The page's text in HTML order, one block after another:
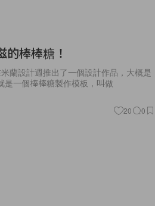
棒棒糖！
蘭設計週推出了一個設計作品，大概是
是一個棒棒糖製作模板，叫做
20 0